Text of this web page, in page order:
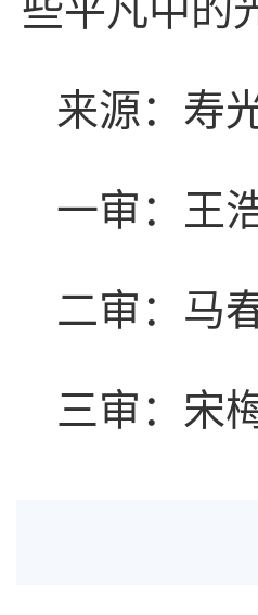
些平凡中的
来源：寿
一审：王
二审：马
三审：宋